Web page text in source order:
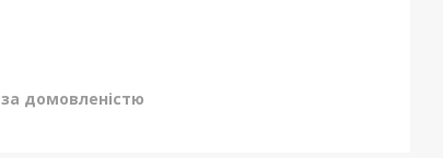
за домовленістю